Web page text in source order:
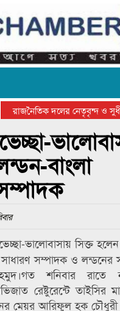
রাজনৈতিক দলের নেতৃবৃন্দ ও
বাংলা
ভালোবাসায় সিক্ত
সাধারণ সম্পাদক ও লন্ডনের
শনিবার রাতে
রেষ্টুরেন্টে তাইসির
মেয়র আরিফুল হক